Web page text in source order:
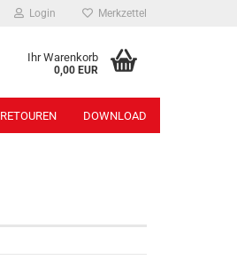
Login Merkzettel
Ihr Warenkorb
0,00 EUR
RETOUREN DOWNLOAD
Bolzen für Kipplager
Sonstige